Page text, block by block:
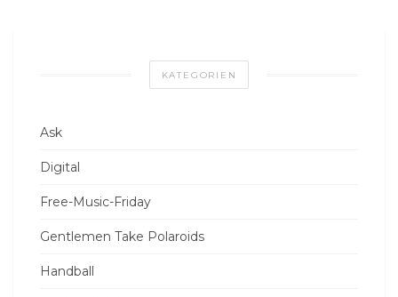
KATEGORIEN
Ask
Digital
Free-Music-Friday
Gentlemen Take Polaroids
Handball